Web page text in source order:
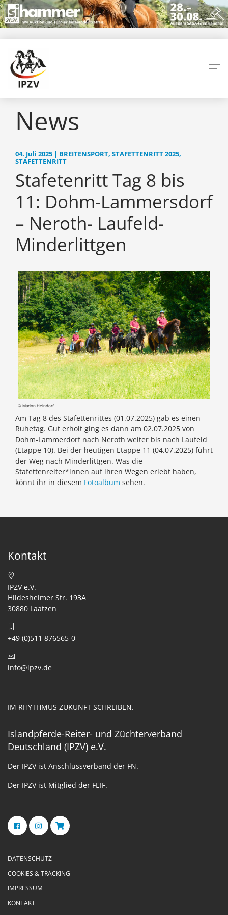
News
04. Juli 2025 | BREITENSPORT, STAFETTENRITT 2025,
STAFETTENRITT
Stafetenritt Tag 8 bis
11: Dohm-Lammersdorf
– Neroth- Laufeld-
Minderlittgen
© Marion Heindorf
Am Tag 8 des Stafettenrittes (01.07.2025) gab es einen
Ruhetag. Gut erholt ging es dann am 02.07.2025 von
Dohm-Lammerdorf nach Neroth weiter bis nach Laufeld
(Etappe 10). Bei der heutigen Etappe 11 (04.07.2025) führt
der Weg nach Minderlittgen. Was die
Stafettenreiter*innen auf ihren Wegen erlebt haben,
könnt ihr in diesem Fotoalbum sehen.
Kontakt
IPZV e.V.
Hildesheimer Str. 193A
30880 Laatzen
+49 (0)511 876565-0
info@ipzv.de
IM RHYTHMUS ZUKUNFT SCHREIBEN.
Islandpferde-Reiter- und Züchterverband
Deutschland (IPZV) e.V.
Der IPZV ist Anschlussverband der FN.
Der IPZV ist Mitglied der FEIF.
DATENSCHUTZ
COOKIES & TRACKING
IMPRESSUM
KONTAKT